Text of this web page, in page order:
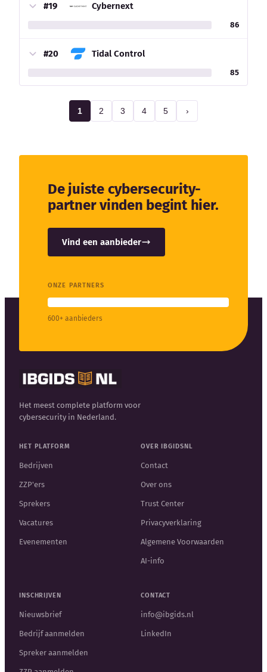
#19 Cybernext
86
#20 Tidal Control
85
1 2 3 4 5 ›
De juiste cybersecurity-
partner vinden begint hier.
Vind een aanbieder
ONZE PARTNERS
600+ aanbieders
Het meest complete platform voor
cybersecurity in Nederland.
HET PLATFORM
Bedrijven
ZZP'ers
Sprekers
Vacatures
Evenementen
OVER IBGIDSNL
Contact
Over ons
Trust Center
Privacyverklaring
Algemene Voorwaarden
AI-info
INSCHRIJVEN
Nieuwsbrief
Bedrijf aanmelden
Spreker aanmelden
CONTACT
info@ibgids.nl
LinkedIn